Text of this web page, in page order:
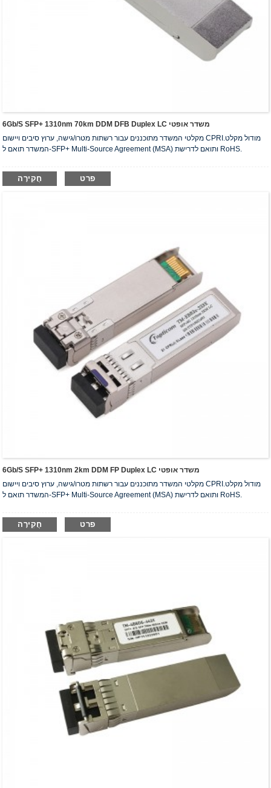
6Gb/s SFP+ 1310nm 70km DDM DFB Duplex LC משדר אופטי
מקלטי המשדר מתוכננים עבור רשתות מטרו/גישה, ערוץ סיבים ויישום CPRI.מודול מקלט
המשדר תואם ל-SFP+ Multi-Source Agreement (MSA) ותואם לדרישת RoHS.
חֲקִירָה פרט
6Gb/s SFP+ 1310nm 2km DDM FP Duplex LC משדר אופטי
מקלטי המשדר מתוכננים עבור רשתות מטרו/גישה, ערוץ סיבים ויישום CPRI.מודול מקלט
המשדר תואם ל-SFP+ Multi-Source Agreement (MSA) ותואם לדרישת RoHS.
חֲקִירָה פרט